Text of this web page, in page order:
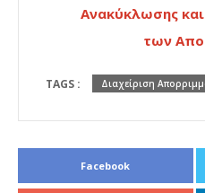
Ανακύκλωσης και
των
TAGS : Διαχείριση
Facebook